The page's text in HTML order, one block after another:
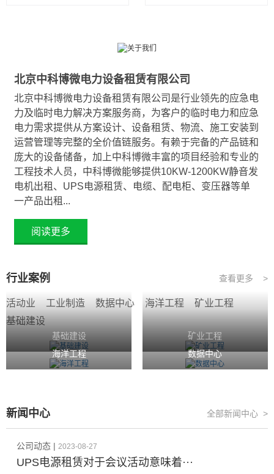
北京中科博微电力设备租赁有限公司
北京中科博微电力设备租赁有限公司是行业领先的应急电
力及临时电力解决方案服务商，为客户的临时电力和应急
电力需求提供从方案设计、设备租赁、物流、施工安装到
运营管理等完整的全价值链服务。有赖于完备的产品链和
庞大的设备储备，加上中科博微丰富的项目经验和专业的
工程技术人员，中科博微能够提供10KW-1200KW静音发
电机出租、UPS电源租赁、电缆、配电柜、变压器等单
一产品出租...
阅读更多
行业案例 查看更多 >
活动业 工业制造 数据中心 海洋工程
矿业工程
基础建设
基础建设
矿业工程
海洋工程
数据中心
新闻中心 全部新闻中心 >
公司动态 | 2023-08-27
UPS电源租赁对于会议活动意味着···